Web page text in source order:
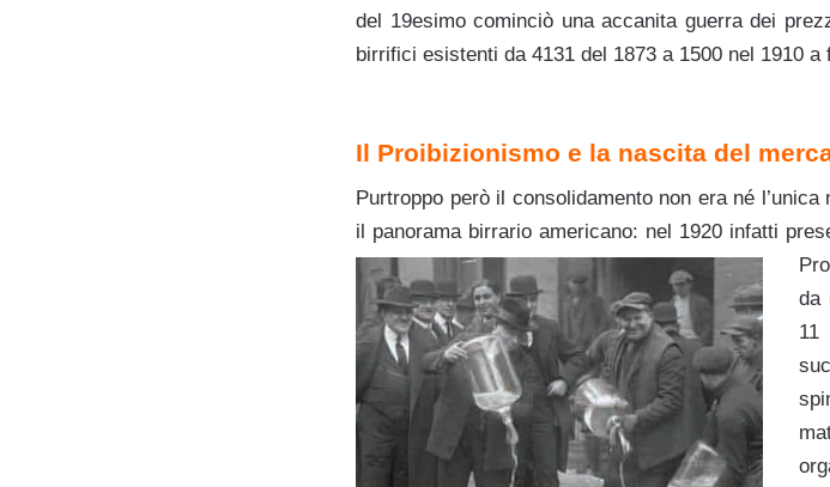
del 19esimo cominciò una accanita guerra dei
birrifici esistenti da 4131 del 1873 a 1500 nel 1910
Il Proibizionismo e la nascita del
Purtroppo però il consolidamento non era né
il panorama birrario americano: nel 1920 infatti
da